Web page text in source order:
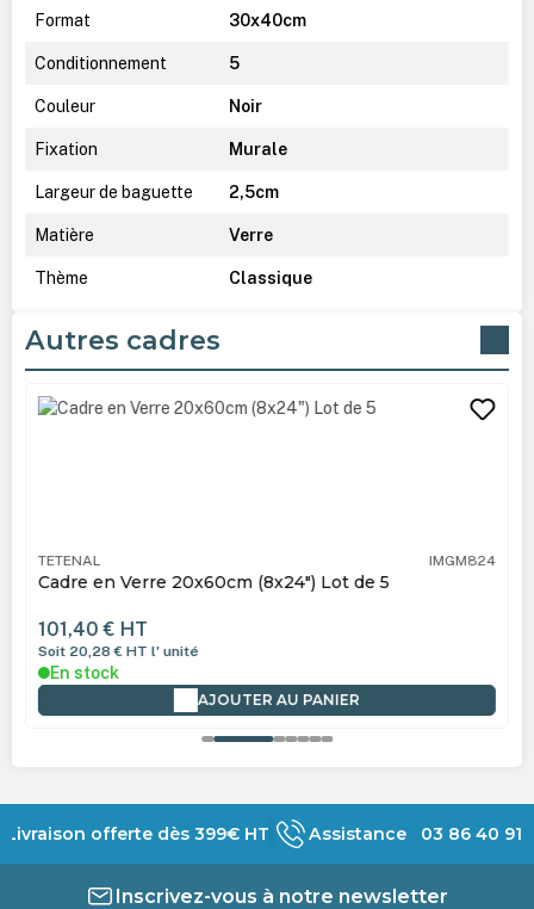
Format 30x40cm
Conditionnement 5
Couleur Noir
Fixation Murale
Largeur de baguette 2,5cm
Matière Verre
Thème Classique
Autres cadres
Ignorer la galerie de produits
TETENAL IMGM824
Cadre en Verre 20x60cm (8x24") Lot de 5
101,40 € HT
Soit 20,28 € HT l' unité
En stock
AJOUTER AU PANIER
Livraison offerte dès 399€ HT Assistance 03 86 40 91
Inscrivez-vous à notre newsletter